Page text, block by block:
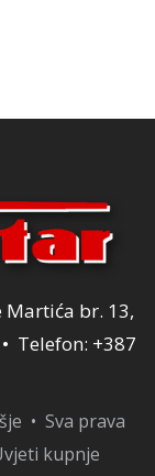
Martića br. 13,
Telefon: +387
• Sva prava
kupnje